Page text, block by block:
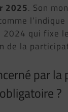
2025. Son
2024 qui fixe
de la
par la
?